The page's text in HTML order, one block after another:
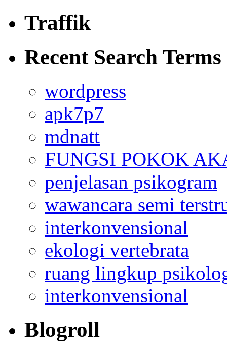
Traffik
Recent Search Terms
wordpress
apk7p7
mdnatt
FUNGSI POKOK
penjelasan psikogram
wawancara semi
interkonvensional
ekologi vertebrata
ruang lingkup
interkonvensional
Blogroll